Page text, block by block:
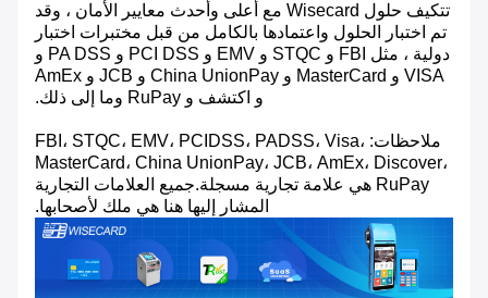
تتكيف حلول Wisecard مع أعلى وأحدث معايير الأمان ، وقد
تم اختبار الحلول واعتمادها بالكامل من قبل مختبرات اختبار
دولية ، مثل FBI و STQC و EMV و PCI DSS و PA DSS و
VISA و MasterCard و China UnionPay و JCB و AmEx
و اكتشف و RuPay وما إلى ذلك.
ملاحظات: FBI، STQC، EMV، PCIDSS، PADSS، Visa،
MasterCard، China UnionPay، JCB، AmEx، Discover،
RuPay هي علامة تجارية مسجلة.جميع العلامات التجارية
المشار إليها هنا هي ملك لأصحابها.